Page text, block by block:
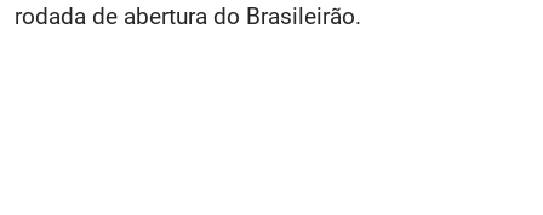
rodada de abertura do Brasileirão.